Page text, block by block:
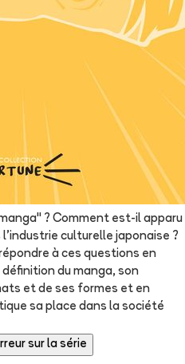
? Comment est-il apparu
culturelle japonaise ?
à ces questions en
du manga, son
et de ses formes et en
sa place dans la société
sur la série